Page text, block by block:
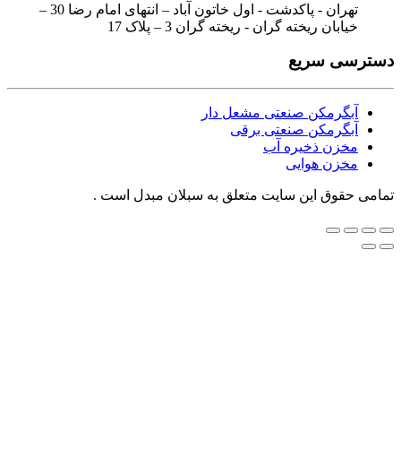
تهران - پاکدشت - اول خاتون آباد – انتهای امام رضا 30 –
خیابان ریخته گران - ریخته گران 3 – پلاک 17
دسترسی سریع
آبگرمکن صنعتی مشعل دار
آبگرمکن صنعتی برقی
مخزن ذخیره آب
مخزن هوایی
تمامی حقوق این سایت متعلق به سبلان مبدل است .